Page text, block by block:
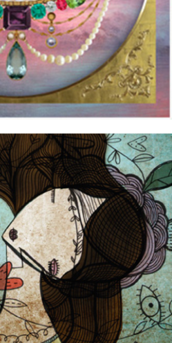
10/2016
– Atmósfera